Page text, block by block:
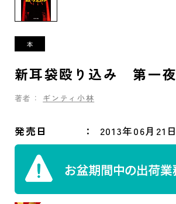
新耳袋殴り込み 第一夜
著者： ギンティ小林
発売日 2013年06月21日